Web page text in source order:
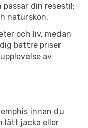
passar din resestil:
naturskön.
och liv, medan
bättre priser
av
innan du
lätt jacka eller